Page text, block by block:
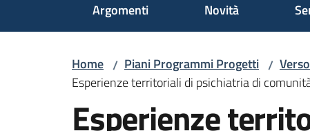
Argomenti Novità
Home / Piani Programmi Progetti /
Esperienze territoriali di psichiatria di
Esperienze